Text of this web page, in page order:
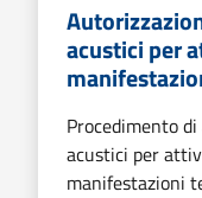
acustici per
Procedimento
acustici per
manifestazioni